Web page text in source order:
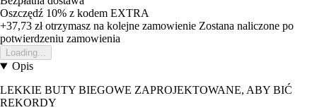
Oszczędź 10% z kodem EXTRA
+37,73 złotrzymasz na kolejne zamowienie Zostana naliczone po
potwierdzeniu zamowienia
Loading...
Opis
LEKKIE BUTY BIEGOWE ZAPROJEKTOWANE, ABY BIĆ
REKORDY